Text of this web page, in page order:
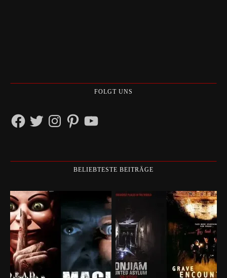
FOLGT UNS
FacebookTwitterInstagramPinterestYouTube
BELIEBTESTE BEITRÄGE